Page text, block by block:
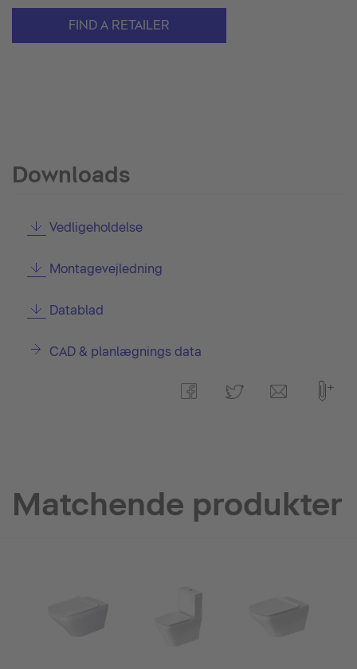
FIND A RETAILER
Downloads
Vedligeholdelse
Montagevejledning
Datablad
CAD & planlægnings data
Matchende produkter